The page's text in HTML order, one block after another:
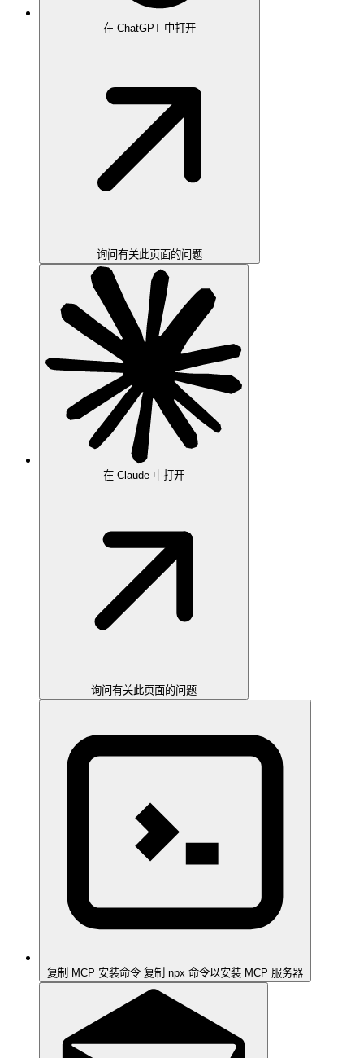
在 ChatGPT 中打开
询问有关此页面的问题
在 Claude 中打开
询问有关此页面的问题
复制 MCP 安装命令 复制 npx 命令以安装 MCP 服务器